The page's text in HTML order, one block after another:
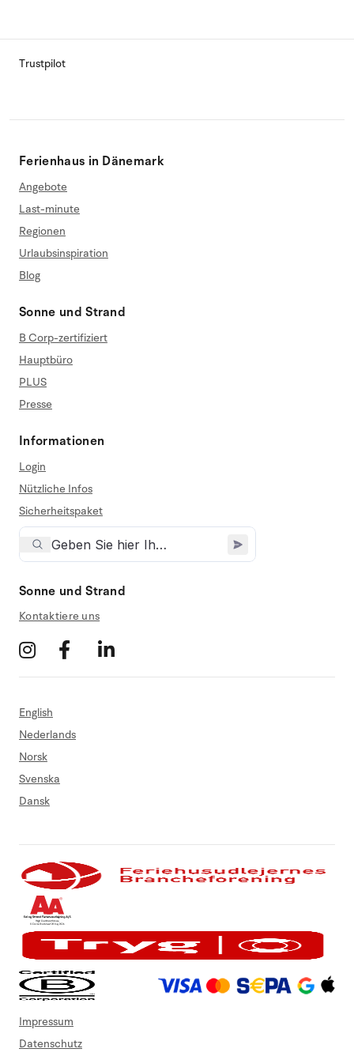
Trustpilot
Ferienhaus in Dänemark
Angebote
Last-minute
Regionen
Urlaubsinspiration
Blog
Sonne und Strand
B Corp-zertifiziert
Hauptbüro
PLUS
Presse
Informationen
Login
Nützliche Infos
Sicherheitspaket
Sonne und Strand
Kontaktiere uns
English
Nederlands
Norsk
Svenska
Dansk
Impressum
Datenschutz